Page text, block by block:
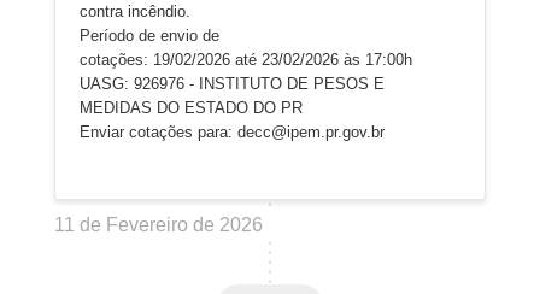
contra incêndio.
Período de envio de
cotações: 19/02/2026 até 23/02/2026 às 17:00h
UASG: 926976 - INSTITUTO DE PESOS E
MEDIDAS DO ESTADO DO PR
Enviar cotações para: decc@ipem.pr.gov.br
11 de Fevereiro de 2026